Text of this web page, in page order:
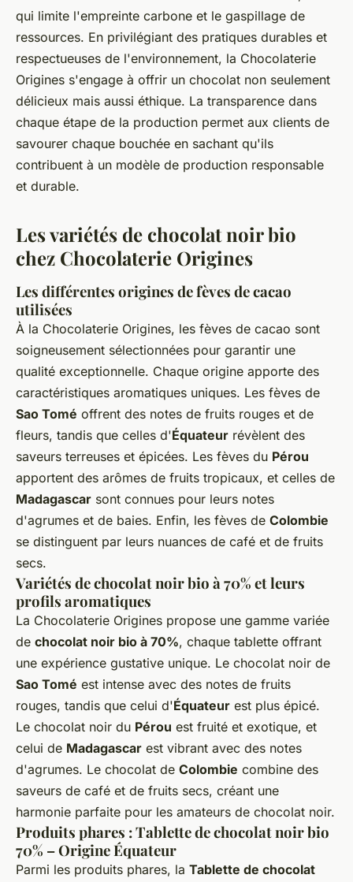
qui limite l'empreinte carbone et le gaspillage de
ressources. En privilégiant des pratiques durables et
respectueuses de l'environnement, la Chocolaterie
Origines s'engage à offrir un chocolat non seulement
délicieux mais aussi éthique. La transparence dans
chaque étape de la production permet aux clients de
savourer chaque bouchée en sachant qu'ils
contribuent à un modèle de production responsable
et durable.
Les variétés de chocolat noir bio
chez Chocolaterie Origines
Les différentes origines de fèves de cacao
utilisées
À la Chocolaterie Origines, les fèves de cacao sont
soigneusement sélectionnées pour garantir une
qualité exceptionnelle. Chaque origine apporte des
caractéristiques aromatiques uniques. Les fèves de
Sao Tomé offrent des notes de fruits rouges et de
fleurs, tandis que celles d'Équateur révèlent des
saveurs terreuses et épicées. Les fèves du Pérou
apportent des arômes de fruits tropicaux, et celles de
Madagascar sont connues pour leurs notes
d'agrumes et de baies. Enfin, les fèves de Colombie
se distinguent par leurs nuances de café et de fruits
secs.
Variétés de chocolat noir bio à 70% et leurs
profils aromatiques
La Chocolaterie Origines propose une gamme variée
de chocolat noir bio à 70%, chaque tablette offrant
une expérience gustative unique. Le chocolat noir de
Sao Tomé est intense avec des notes de fruits
rouges, tandis que celui d'Équateur est plus épicé.
Le chocolat noir du Pérou est fruité et exotique, et
celui de Madagascar est vibrant avec des notes
d'agrumes. Le chocolat de Colombie combine des
saveurs de café et de fruits secs, créant une
harmonie parfaite pour les amateurs de chocolat noir.
Produits phares : Tablette de chocolat noir bio
70% – Origine Équateur
Parmi les produits phares, la Tablette de chocolat